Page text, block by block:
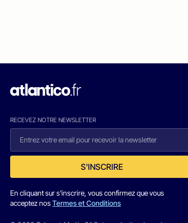
RECEVEZ NOTRE NEWSLETTER
S'INSCRIRE
En cliquant sur s'inscrire, vous confirmez que vous
acceptez nosTermes et Conditions